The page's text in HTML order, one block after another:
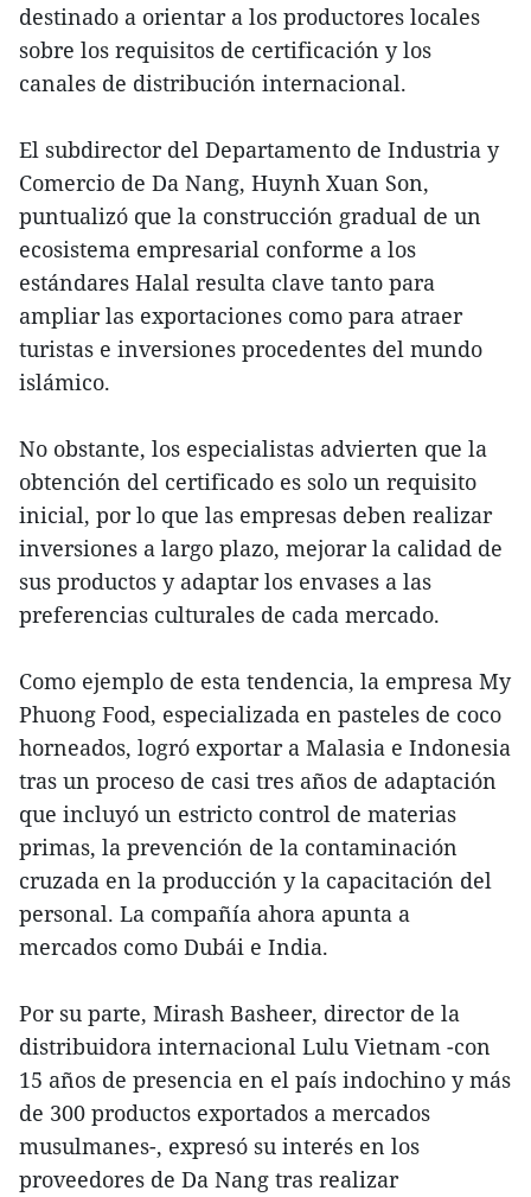
destinado a orientar a los productores locales
sobre los requisitos de certificación y los
canales de distribución internacional.
El subdirector del Departamento de Industria y
Comercio de Da Nang, Huynh Xuan Son,
puntualizó que la construcción gradual de un
ecosistema empresarial conforme a los
estándares Halal resulta clave tanto para
ampliar las exportaciones como para atraer
turistas e inversiones procedentes del mundo
islámico.
No obstante, los especialistas advierten que la
obtención del certificado es solo un requisito
inicial, por lo que las empresas deben realizar
inversiones a largo plazo, mejorar la calidad de
sus productos y adaptar los envases a las
preferencias culturales de cada mercado.
Como ejemplo de esta tendencia, la empresa My
Phuong Food, especializada en pasteles de coco
horneados, logró exportar a Malasia e Indonesia
tras un proceso de casi tres años de adaptación
que incluyó un estricto control de materias
primas, la prevención de la contaminación
cruzada en la producción y la capacitación del
personal. La compañía ahora apunta a
mercados como Dubái e India.
Por su parte, Mirash Basheer, director de la
distribuidora internacional Lulu Vietnam -con
15 años de presencia en el país indochino y más
de 300 productos exportados a mercados
musulmanes-, expresó su interés en los
proveedores de Da Nang tras realizar